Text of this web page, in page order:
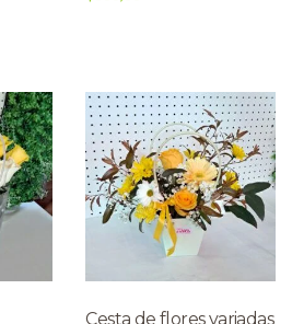
Cesta de flores variadas